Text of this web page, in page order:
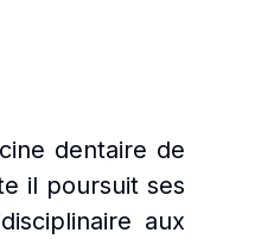
dentaire de
il poursuit ses
aux